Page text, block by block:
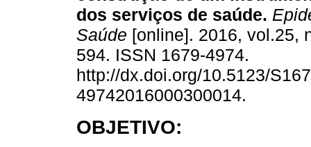
dos serviços de saúde.
Saúde [online]. 2016, vol.25,
594. ISSN 1679-4974.
http://dx.doi.org/10.5123/
49742016000300014.
OBJETIVO: